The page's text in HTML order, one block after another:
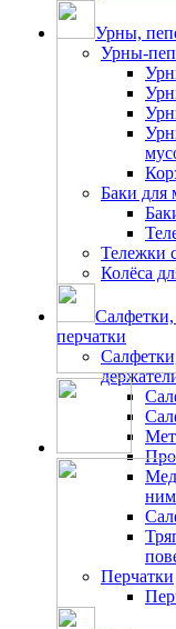
Урны,
Урны-
Баки для
Тележки
Колёса
перчатки
ним
Перчатки